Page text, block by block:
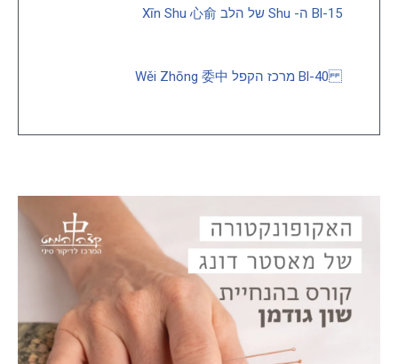
Bl-15 ה- Shu של הלב Xīn Shu 心俞
Bl-40 מרכז הקפל Wěi Zhōng 委中